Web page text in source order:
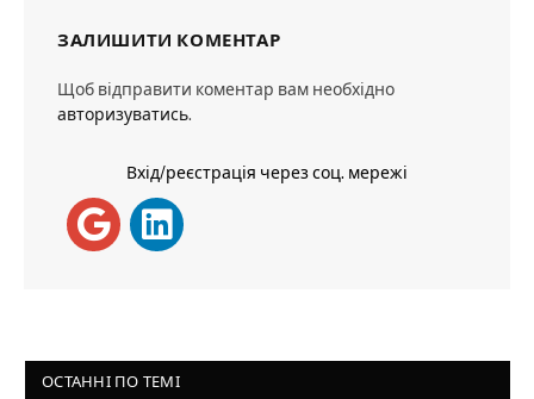
ЗАЛИШИТИ КОМЕНТАР
Щоб відправити коментар вам необхідно
авторизуватись.
Вхід/реєстрація через соц. мережі
ОСТАННІ ПО ТЕМІ